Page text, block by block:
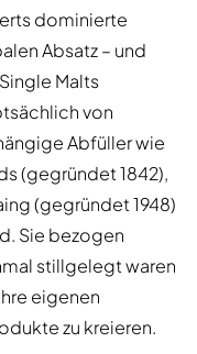
dominierte
Absatz – und
Malts
von
Abfüller wie
(gegründet 1842),
(gegründet 1948)
Sie bezogen
stillgelegt waren
eigenen
zu kreieren.